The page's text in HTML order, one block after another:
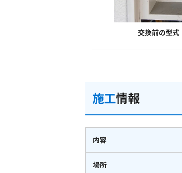
交換前の型
施工情報
内容
場所